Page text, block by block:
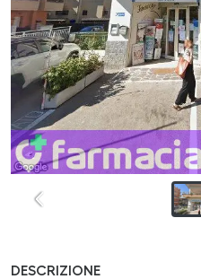
DESCRIZIONE